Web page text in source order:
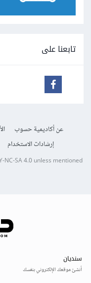
تابعنا على
عن أكاديمية حسوب
إرشادات الاستخدام
NC-SA 4.0unless mentioned